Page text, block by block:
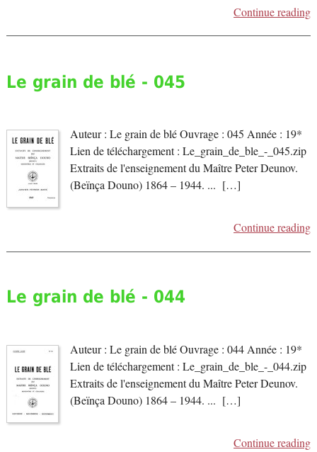
Continue reading
Le grain de blé - 045
Auteur : Le grain de blé Ouvrage : 045 Année : 19*
Lien de téléchargement : Le_grain_de_ble_-_045.zip
Extraits de l'enseignement du Maître Peter Deunov.
(Beïnça Douno) 1864 – 1944. ... […]
Continue reading
Le grain de blé - 044
Auteur : Le grain de blé Ouvrage : 044 Année : 19*
Lien de téléchargement : Le_grain_de_ble_-_044.zip
Extraits de l'enseignement du Maître Peter Deunov.
(Beïnça Douno) 1864 – 1944. ... […]
Continue reading